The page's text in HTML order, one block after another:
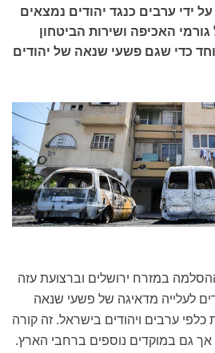
ידי ערבים כנגד יהודים נמצאים
האכיפה ושירות הביטחון
כדי שגם פשעי שנאה של יהודים
במזרח ירושלים וברצועת עזה
לעלייה מדאיגה של פשעי שנאה
כלפי ערבים ויהודים בישראל. זה קורה
גם במוקדים נוספים ברחבי הארץ.